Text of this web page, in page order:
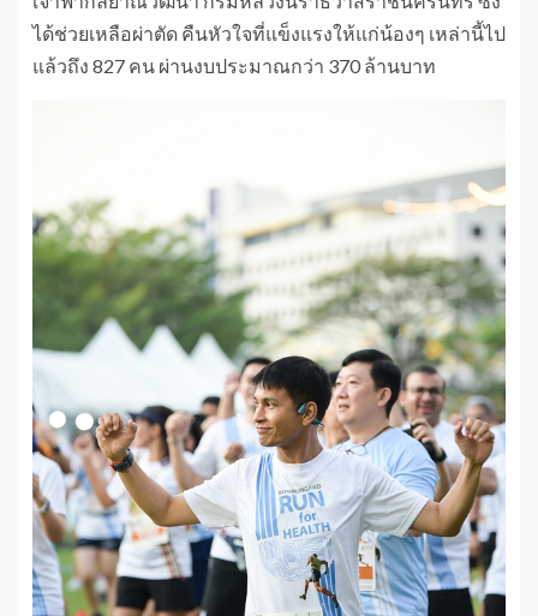
ได้ช่วยเหลือผ่าตัด คืนหัวใจที่แข็งแรงให้แก่น้องๆ เหล่านี้ไป
แล้วถึง 827 คน ผ่านงบประมาณกว่า 370 ล้านบาท